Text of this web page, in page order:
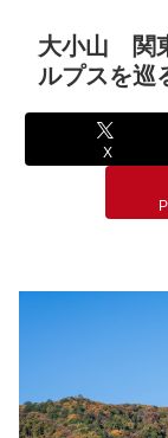
大小山 関
ルプスを巡
X